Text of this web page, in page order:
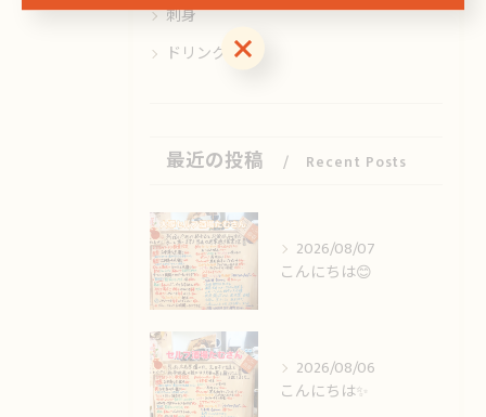
刺身
ドリンク
最近の投稿 Recent Posts
2026/08/07
こんにちは😊
2026/08/06
こんにちは✨️
お気軽にお問い合わせください